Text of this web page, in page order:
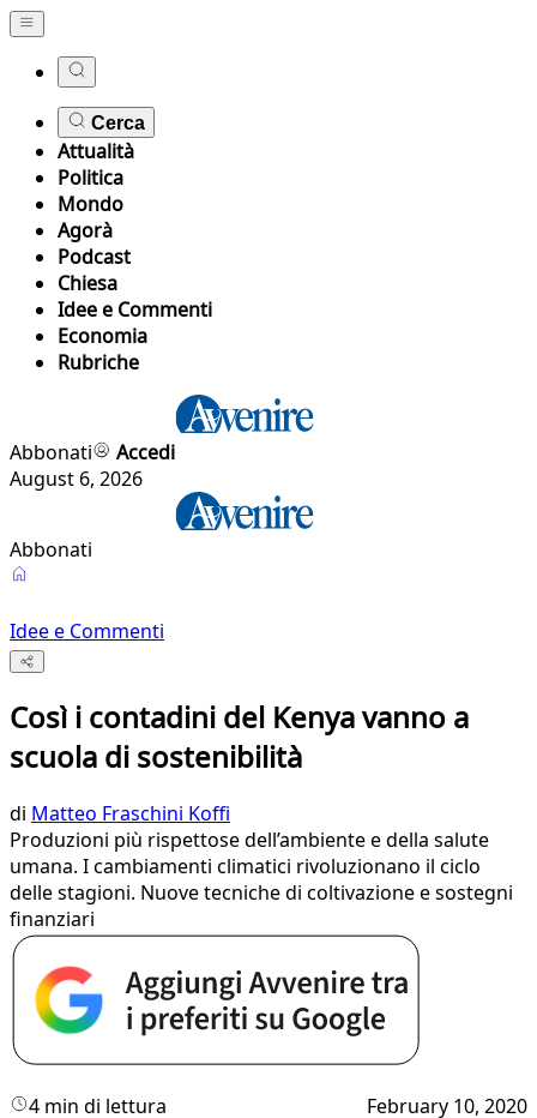
Cerca
Attualità
Politica
Mondo
Agorà
Podcast
Chiesa
Idee e Commenti
Economia
Rubriche
Abbonati
Accedi
August 6, 2026
Abbonati
Idee e Commenti
Così i contadini del Kenya vanno a
scuola di sostenibilità
di Matteo Fraschini Koffi
Produzioni più rispettose dell’ambiente e della salute
umana. I cambiamenti climatici rivoluzionano il ciclo
delle stagioni. Nuove tecniche di coltivazione e sostegni
finanziari
4 min di lettura February 10, 2020